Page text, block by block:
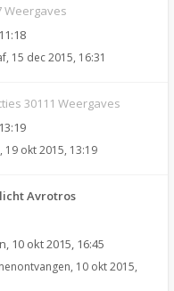
Weergaves
, 15 dec 2015, 16:31
30111 Weergaves
, 19 okt 2015, 13:19
Avrotros
, 10 okt 2015, 16:45
, 10 okt 2015,